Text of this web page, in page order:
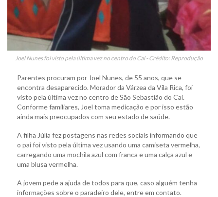
Joel Nunes foi visto pela última vez no centro do Caí - Crédito: Reprodução
Parentes procuram por Joel Nunes, de 55 anos, que se
encontra desaparecido. Morador da Várzea da Vila Rica, foi
visto pela última vez no centro de São Sebastião do Caí.
Conforme familiares, Joel toma medicação e por isso estão
ainda mais preocupados com seu estado de saúde.
A filha Júlia fez postagens nas redes sociais informando que
o pai foi visto pela última vez usando uma camiseta vermelha,
carregando uma mochila azul com franca e uma calça azul e
uma blusa vermelha.
A jovem pede a ajuda de todos para que, caso alguém tenha
informações sobre o paradeiro dele, entre em contato.